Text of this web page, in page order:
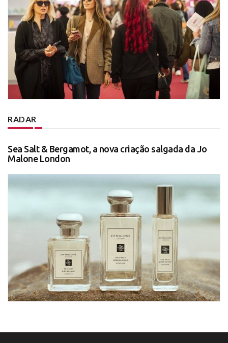
RADAR
Sea Salt & Bergamot, a nova criação salgada da Jo
Malone London